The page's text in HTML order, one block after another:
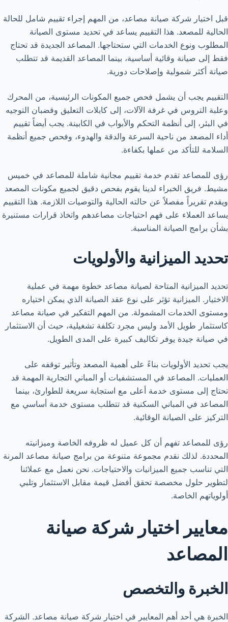
قبل اختيار شركة صيانة مصاعد، من المهم إجراء تقييم شامل للحالة
الحالية للمصعد. هذا التقييم يساعد في تحديد مستوى الصيانة
المطلوب ونوع الخدمات التي ستحتاجها. المصاعد الجديدة قد تحتاج
فقط إلى صيانة وقائية أساسية، بينما المصاعد القديمة قد تتطلب
صيانة أكثر شمولية وإصلاحات دورية.
التقييم يجب أن يشمل فحص جميع المكونات الرئيسية، من المحرك
وعلبة التروس في غرفة الآلات، إلى كابلات التعليق وقضبان التوجيه
في البئر، إلى أنظمة التحكم والأبواب في الكابينة. يجب أيضاً تقييم
أداء المصعد من ناحية السرعة والدقة والهدوء، وفحص جميع أنظمة
السلامة للتأكد من عملها بكفاءة.
رؤى للمصاعد تقدم خدمة تقييم مجانية شاملة للمصاعد في خميس
مشيط. فريق الخبراء لدينا يقوم بفحص دقيق لجميع مكونات المصعد
ويقدم تقريراً مفصلاً عن حالته الحالية والتوصيات اللازمة. هذا التقييم
يساعد العملاء على فهم احتياجات مصاعدهم واتخاذ قرارات مستنيرة
بشأن برامج الصيانة المناسبة.
تحديد الميزانية والأولويات
تحديد الميزانية المتاحة لصيانة مصاعد خطوة مهمة في عملية
الاختيار. الميزانية تؤثر على نوع عقد الصيانة الذي يمكن اختياره
ومستوى الخدمات المشمولة. من المهم التفكير في صيانة مصاعد
كاستثمار طويل الأمد وليس مجرد تكلفة تشغيلية، حيث أن الاستثمار
في صيانة جيدة يوفر تكاليف كبيرة على المدى الطويل.
يجب تحديد الأولويات بناءً على أهمية المصعد وتأثير توقفه على
العمليات. المصاعد في المستشفيات أو المباني التجارية المهمة قد
تحتاج إلى مستوى خدمة أعلى مع استجابة سريعة للطوارئ، بينما
المصاعد في المباني السكنية قد تتطلب مستوى خدمة أساسي مع
التركيز على الصيانة الوقائية.
رؤى للمصاعد تفهم أن كل عميل له ظروفه الخاصة وميزانيته
المحددة. لذلك نقدم مجموعة متنوعة من برامج صيانة مصاعد المرنة
التي تناسب جميع الميزانيات والاحتياجات. نحن نعمل مع عملائنا
لتطوير حلول مخصصة تحقق أفضل قيمة مقابل الاستثمار وتلبي
أولوياتهم الخاصة.
معايير اختيار شركة صيانة
المصاعد
الخبرة والتخصص
الخبرة هي أحد أهم المعايير في اختيار شركة صيانة مصاعد. الشركة